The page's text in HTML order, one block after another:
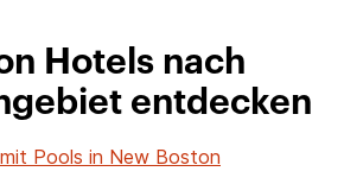
Hotels nach
entdecken
Pools in New Boston